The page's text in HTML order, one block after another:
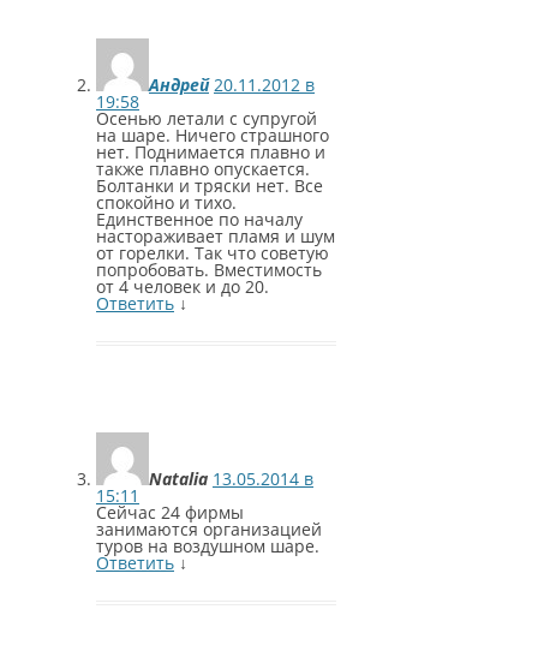
Андрей 20.11.2012 в
19:58
Осенью летали с супругой
на шаре. Ничего страшного
нет. Поднимается плавно и
также плавно опускается.
Болтанки и тряски нет. Все
спокойно и тихо.
Единственное по началу
настораживает пламя и шум
от горелки. Так что советую
попробовать. Вместимость
от 4 человек и до 20.
Ответить ↓
Natalia 13.05.2014 в
15:11
Сейчас 24 фирмы
занимаются организацией
туров на воздушном шаре.
Ответить ↓